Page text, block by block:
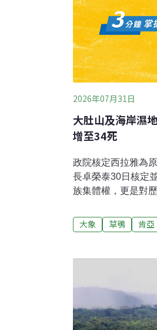
2026年07月31日
大肚山及海岸濕
增至34死
政院核定西拉雅為
長卓榮泰30日核定
族集體權，更是對
社報導）大肚山及
育署台中分署近年
動復育，逐步串聯
草鴞繁殖紀錄，顯
地之一。（中央社
大象 草鴞 肯亞